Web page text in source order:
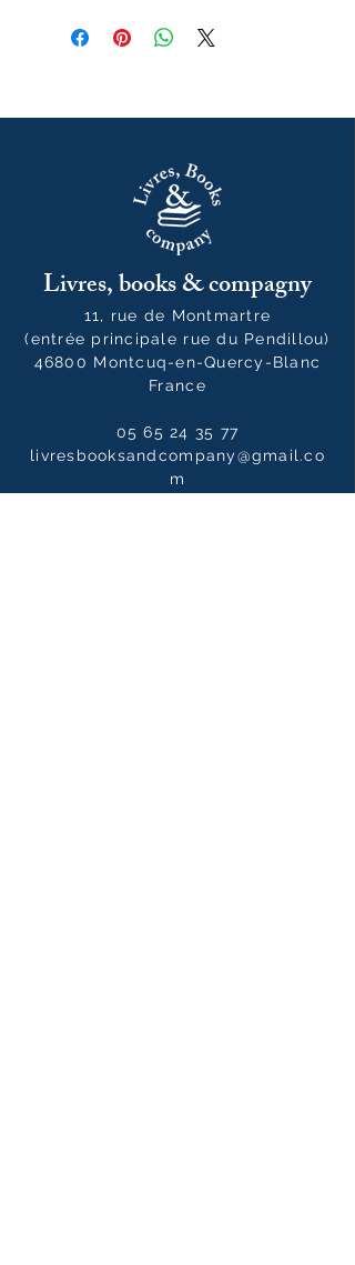
Livres, books & compagny
11, rue de Montmartre
(entrée principale rue du Pendillou)
46800 Montcuq-en-Quercy-Blanc
France
05 65 24 35 77
livresbooksandcompany@gmail.co
m